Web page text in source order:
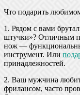
Что подарить
1. Рядом с вами
штучки»? Отличным
нож —
инструмент. Или
принадлежностей.
2. Ваш мужчина
фрилансом, часто